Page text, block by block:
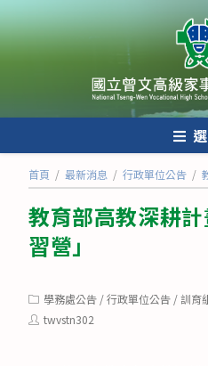
跳
轉
至
內
首頁 / 最新消息 / 行政單位公告 /
教育部高教深耕
習營」
Post
category:
學務處公告 /行政單位公告 /訓育
Posttwvstn302